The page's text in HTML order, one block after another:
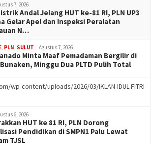
7, 2026
Andal Jelang HUT ke-81 RI, PLN UP3
Gelar Apel dan Inspeksi Peralatan
N…
, PLN, SULUT Agustus 7, 2026
Minta Maaf Pemadaman Bergilir di
Minggu Dua PLTD Pulih Total
wp-content/uploads/2026/03/IKLAN-IDUL-FITRI-
6, 2026
HUT ke 81 RI, PLN Dorong
Pendidikan di SMPN1 Palu Lewat
TJSL